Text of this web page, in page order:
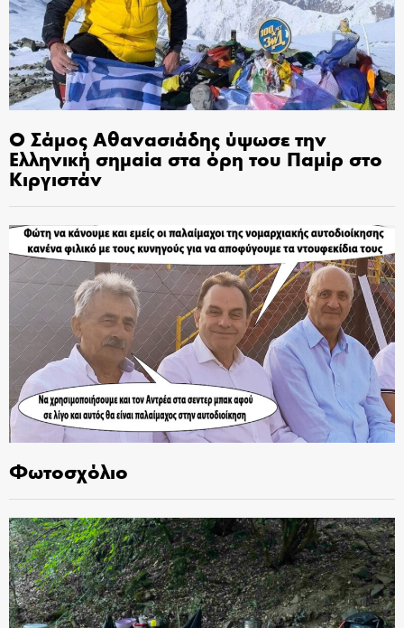
Ο Σάμος Αθανασιάδης ύψωσε την
Ελληνική σημαία στα όρη του Παμίρ στο
Κιργιστάν
Φωτοσχόλιο